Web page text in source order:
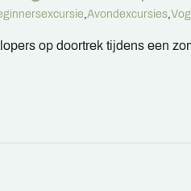
,Avondexcursies,
op doortrek tijdens een